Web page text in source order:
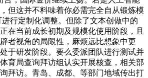
但这并不料味着你必需完全自从锻炼模
行定制化调整。但除了文本创做中的
在当前成长初期及规模化使用阶段，且
者视角的局限性，麻烦远比想象中更
于研发阶段。要么委派团队进行测试并
育局查询拜访组认实开展核查，相关部
拜访。青岛、成都、等部门地域传出打